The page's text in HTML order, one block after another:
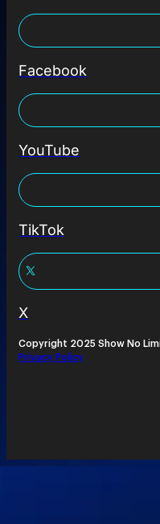
Facebook
YouTube
TikTok
X
Copyright 2025 Show No
Privacy Policy